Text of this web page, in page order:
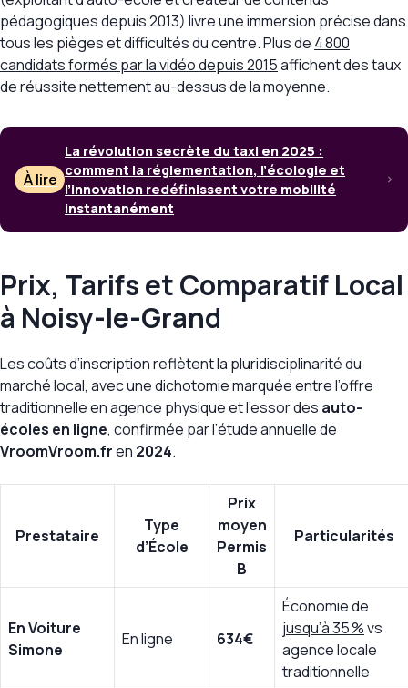
pédagogiques depuis 2013) livre une immersion précise dans
tous les pièges et difficultés du centre. Plus de 4 800
candidats formés par la vidéo depuis 2015affichent des taux
de réussite nettement au-dessus de la moyenne.
À lire
La révolution secrète du taxi en 2025 :
comment la réglementation, l’écologie et
l’innovation redéfinissent votre mobilité
instantanément
Prix, Tarifs et Comparatif Local
à Noisy-le-Grand
Les coûts d’inscription reflètent la pluridisciplinarité du
marché local, avec une dichotomie marquée entre l’offre
traditionnelle en agence physique et l’essor des auto-
écoles en ligne, confirmée par l’étude annuelle de
VroomVroom.fren 2024.
Prestataire
Type
d’École
Prix
moyen
Permis
B
Particularités
En Voiture
Simone
En ligne 634€
Économie de
jusqu’à 35 %vs
agence locale
traditionnelle